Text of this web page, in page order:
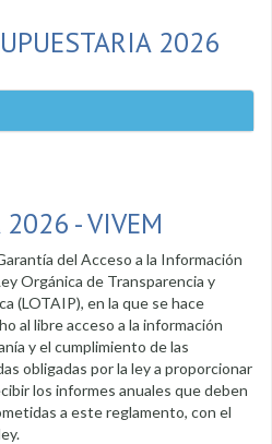
2026
2026 - VIVEM
del Acceso a la Información
Orgánica de Transparencia y
(LOTAIP), en la que se hace
al libre acceso a la información
y el cumplimiento de las
obligadas por la ley a proporcionar
los informes anuales que deben
a este reglamento, con el